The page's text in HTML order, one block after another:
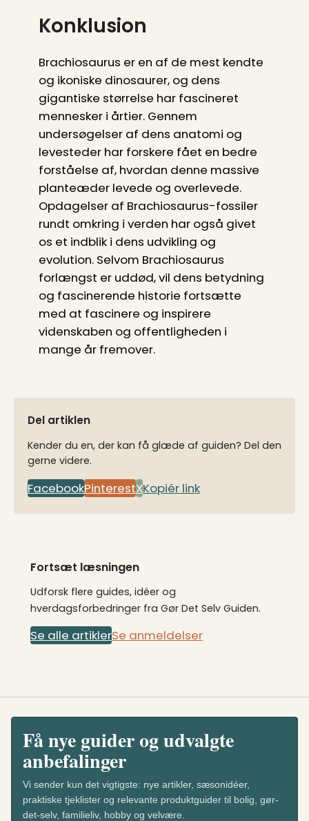
Konklusion
Brachiosaurus er en af de mest kendte
og ikoniske dinosaurer, og dens
gigantiske størrelse har fascineret
mennesker i årtier. Gennem
undersøgelser af dens anatomi og
levesteder har forskere fået en bedre
forståelse af, hvordan denne massive
planteæder levede og overlevede.
Opdagelser af Brachiosaurus-fossiler
rundt omkring i verden har også givet
os et indblik i dens udvikling og
evolution. Selvom Brachiosaurus
forlængst er uddød, vil dens betydning
og fascinerende historie fortsætte
med at fascinere og inspirere
videnskaben og offentligheden i
mange år fremover.
Del artiklen
Kender du en, der kan få glæde af guiden? Del den
gerne videre.
FacebookPinterestXKopiér link
Fortsæt læsningen
Udforsk flere guides, idéer og
hverdagsforbedringer fra Gør Det Selv Guiden.
Se alle artiklerSe anmeldelser
Få nye guider og udvalgte
anbefalinger
Vi sender kun det vigtigste: nye artikler, sæsonidéer,
praktiske tjeklister og relevante produktguider til bolig, gør-
det-selv, familieliv, hobby og velvære.